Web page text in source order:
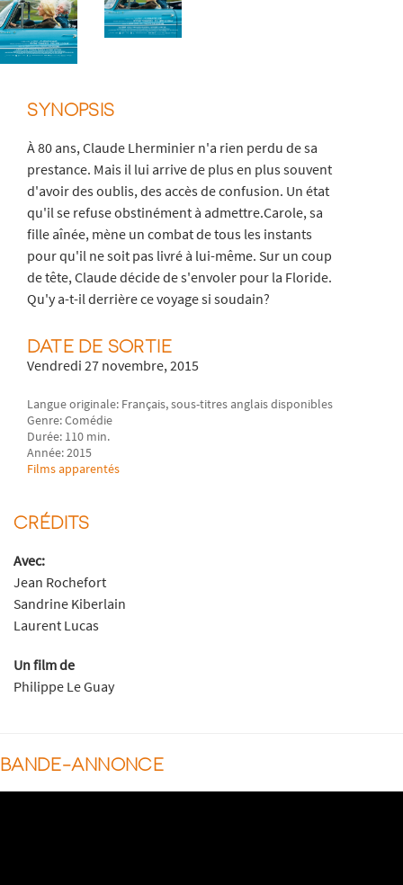
SYNOPSIS
À 80 ans, Claude Lherminier n'a rien perdu de sa
prestance. Mais il lui arrive de plus en plus souvent
d'avoir des oublis, des accès de confusion. Un état
qu'il se refuse obstinément à admettre.Carole, sa
fille aînée, mène un combat de tous les instants
pour qu'il ne soit pas livré à lui-même. Sur un coup
de tête, Claude décide de s'envoler pour la Floride.
Qu'y a-t-il derrière ce voyage si soudain?
DATE DE SORTIE
Vendredi 27 novembre, 2015
Langue originale: Français, sous-titres anglais disponibles
Genre: Comédie
Durée: 110 min.
Année: 2015
Films apparentés
CRÉDITS
Avec:
Jean Rochefort
Sandrine Kiberlain
Laurent Lucas
Un film de
Philippe Le Guay
BANDE-ANNONCE